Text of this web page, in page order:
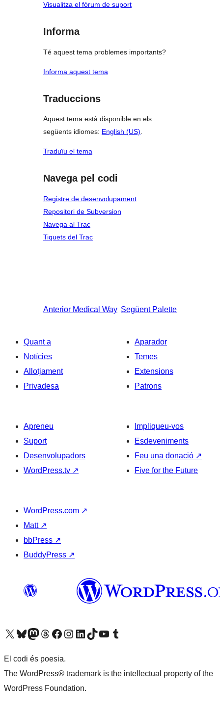
Visualitza el fòrum de suport
Informa
Té aquest tema problemes importants?
Informa aquest tema
Traduccions
Aquest tema està disponible en els
següents idiomes: English (US).
Traduïu el tema
Navega pel codi
Registre de desenvolupament
Repositori de Subversion
Navega al Trac
Tiquets del Trac
Anterior Medical Way Següent Palette
Quant a
Notícies
Allotjament
Privadesa
Aparador
Temes
Extensions
Patrons
Apreneu
Suport
Desenvolupadors
WordPress.tv ↗
Impliqueu-vos
Esdeveniments
Feu una donació ↗
Five for the Future
WordPress.com ↗
Matt ↗
bbPress ↗
BuddyPress ↗
Visiteu el nostre compte X (abans Twitter)
Visiteu el nostre compte de Bluesky
Visiteu el nostre compte al Mastodon
Visiteu el nostre compte de Threads
Visiteu la nostra pàgina al Facebook
Visiteu el nostre compte d'Instagram
Visiteu el nostre compte de LinkedIn
Visiteu el nostre compte de TikTok
Visiteu el nostre canal al YouTube
Visiteu el nostre compte de Tumblr
El codi és poesia.
The WordPress® trademark is the intellectual property of the
WordPress Foundation.